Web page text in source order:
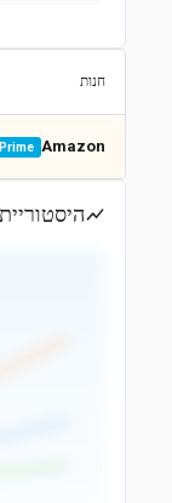
חנות
Amazon
Prime